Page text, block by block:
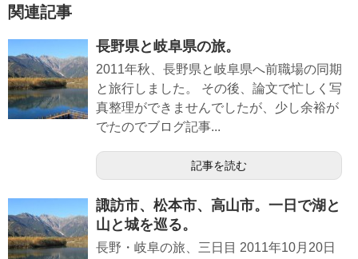
関連記事
長野県と岐阜県の旅。
2011年秋、長野県と岐阜県へ前職場の同期
と旅行しました。 その後、論文で忙しく写
真整理ができませんでしたが、少し余裕が
でたのでブログ記事...
記事を読む
諏訪市、松本市、高山市。一日で湖と
山と城を巡る。
長野・岐阜の旅、三日目 2011年10月20日